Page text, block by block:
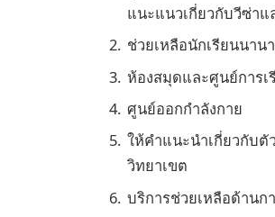
แนะแนวเกี่ยวกับวีซ่า
ช่วยเหลือนักเรียนนาน
ห้องสมุดและศูนย์การเ
ศูนย์ออกกำลังกาย
ให้คำแนะนำเกี่ยวกับตั
วิทยาเขต
บริการช่วยเหลือด้านก